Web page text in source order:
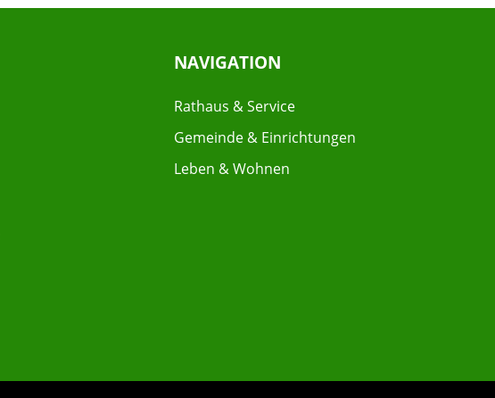
NAVIGATION
Rathaus & Service
Gemeinde & Einrichtungen
Leben & Wohnen